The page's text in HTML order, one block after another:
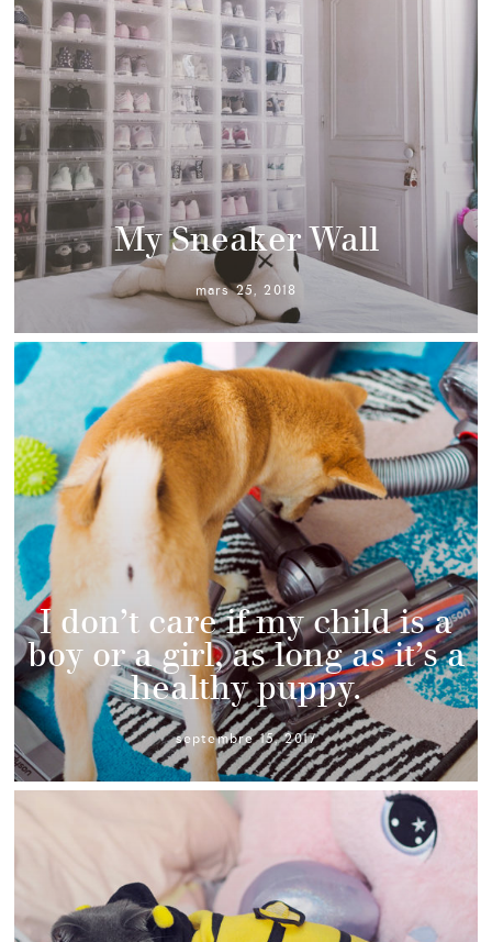
My Sneaker Wall
mars 25, 2018
I don’t care if my child is a
boy or a girl, as long as it’s a
healthy puppy.
septembre 15, 2017